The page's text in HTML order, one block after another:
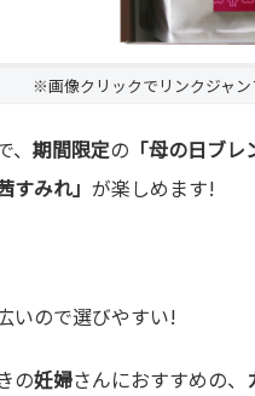
※画像クリックでリンクジャン
、 期間限定の 「母の日ブレ
すみれ」 が楽しめます!
いので選びやすい!
の妊婦さんにおすすめの、